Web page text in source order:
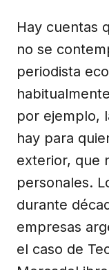
Hay cuentas
no se
periodista
por ejemplo,
hay para
exterior, que
personales.
durante
empresas
el caso de